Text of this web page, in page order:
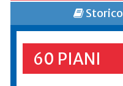
Storico
60 PIANI